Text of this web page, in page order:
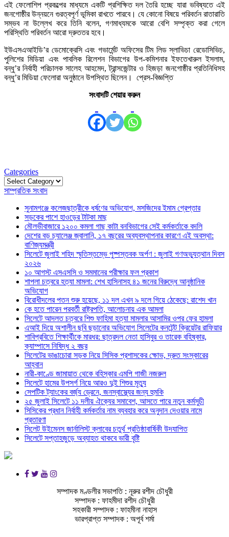
এই ফেলোশিপ প্রকল্পের মাধ্যমে একটি প্রশিক্ষিত দল তৈরি হচ্ছে যারা ভবিষ্যতে এই
জনগোষ্ঠীর উন্নয়নে গুরত্বপূর্ণ ভূমিকা রাখতে পারবে। যে কোনো বিষয়ে পরিবর্তন রাতারাতি
সম্ভব না উল্লেখ করে তিনি বলেন, গণমাধ্যমকে আরো বেশি সম্পৃক্ত করা গেলে
পরিস্থিতি পরিবর্তন আরো দ্রুততর হবে।
ইউএসএআইডি’র ডেমোক্রেসি এবং গভার্মেন্ট অফিসের টিম লিড স্লাভিচা রেডোসিভিচ,
পুলিশের মিডিয়া এবং পাবলিক রিলেশন বিভাগের উপ-কমিশনার ইফতেখারুল ইসলাম,
বন্ধু’র নির্বাহী পরিচালক সালেহ আহমেদ, ট্রান্সজেন্টার ও হিজড়া জনগোষ্ঠীর প্রতিনিধিসহ
বন্ধু’র মিডিয়া ফেলোরা অনুষ্ঠানে উপস্থিত ছিলেন। প্রেস-বিজ্ঞপ্তি
সংবাদটি শেয়ার করুন
Categories
Categories
সাম্প্রতিক সংবাদ
সুনামগঞ্জে কলেজছাত্রীকে ধর্ষণের অভিযোগ, মসজিদের ইমাম গ্রেপ্তার
সড়কের পাশে হাওড়ের টাটকা মাছ
মৌলভীবাজারে ১২০০ কমলা গাছ কাটা বনবিভাগের সেই কর্মকর্তাকে বদলি
দেশের বড় চ্যালেঞ্জ জ্বালানি, ১৭ বছরের অব্যবস্থাপনার কারণে এই অবস্থা:
বাণিজ্যমন্ত্রী
সিলেটে জুলাই শহিদ স্মৃতিস্তম্ভে পুষ্পস্তবক অর্পণ : জুলাই গণঅভ্যুত্থান দিবস
২০২৬
১০ আগস্ট এসএসসি ও সমমানের পরীক্ষার ফল প্রকাশ
শাপলা চত্বরে হত্যা মামলা: শেখ হাসিনাসহ ৪১ জনের বিরুদ্ধে আনুষ্ঠানিক
অভিযোগ
বিরোধীদলের পতন শুরু হয়েছে, ১১ দল এখন ৯ দলে গিয়ে ঠেকেছে: রাশেদ খান
কে হতে পারেন পরবর্তী রাষ্ট্রপতি, আলোচনায় এক আমলা
সিলেটে আদলত চত্বরে শিশু ফাহিমা হত্যা মামলার আসামির ওপর ফের হামলা
এআই দিয়ে অশালীন ছবি ছড়ানোর অভিযোগ সিলেটের কনটেন্ট ক্রিয়েটর রাফিয়ার
শাবিপ্রবিতে শিক্ষার্থীকে মারধর: ছাত্রদল নেতা হাসিবুর ও তারেক বহিষ্কার,
ক্যাম্পাসে নিষিদ্ধ ২ বছর
সিলেটের ভাঙাচোরা সড়ক নিয়ে সিসিক প্রশাসকের ক্ষোভ, দ্রুত সংস্কারের
আহ্বান
নারী-কাণ্ডে জামায়াত থেকে বহিস্কার এমপি গাজী নজরুল
সিলেটে হামের উপসর্গ নিয়ে আরও দুই শিশুর মৃত্যু
সেপটিক ট্যাংকের বর্জ্য ড্রেনে, জনস্বাস্থ্যের জন্য হুমকি
২৫ জুলাই সিলেটে ১১ দলীয় ঐক্যের সমাবেশ, আসতে পারে নতুন কর্মসুচী
সিসিকের প্রধান নির্বাহী কর্মকর্তার নাম ব্যবহার করে অনুদান দেওয়ার নামে
প্রতারণা
সিলেট উইমেনস জার্নালিস্ট ক্লাবের চতুর্থ প্রতিষ্ঠাবার্ষিকী উদযাপিত
সিলেটে সপ্তাহজুড়ে অব্যাহত থাকবে ভারী বৃষ্টি
সম্পাদক মণ্ডলীর সভাপতি : নূরুর রশীদ চৌধুরী
সম্পাদক : ফাহমীদা রশীদ চৌধুরী
সহকারী সম্পাদক : ফাহমীনা নাহাস
ভারপ্রাপ্ত সম্পাদক : অপূর্ব শর্মা